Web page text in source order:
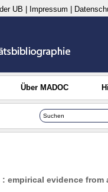
UB Impressum
Über MADOC
empirical evidence from